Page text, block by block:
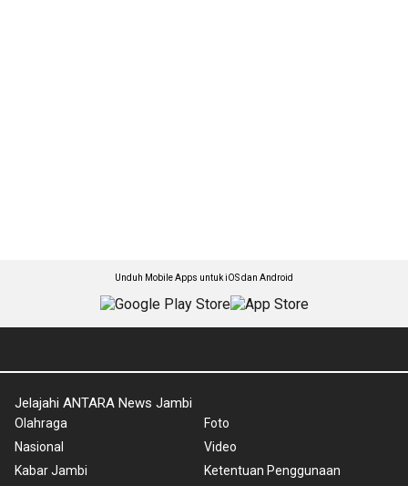
Unduh Mobile Apps untuk iOS dan Android
Jelajahi ANTARA News Jambi
Olahraga
Nasional
Kabar Jambi
Foto
Video
Ketentuan Penggunaan